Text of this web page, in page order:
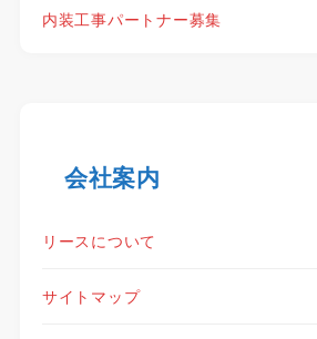
内装工事パートナー募集
会社案内
リースについて
サイトマップ